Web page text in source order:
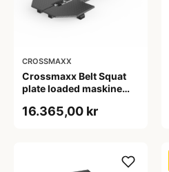
CROSSMAXX
Crossmaxx Belt Squat
plate loaded maskine
band pegs til effektiv og
16.365,00 kr